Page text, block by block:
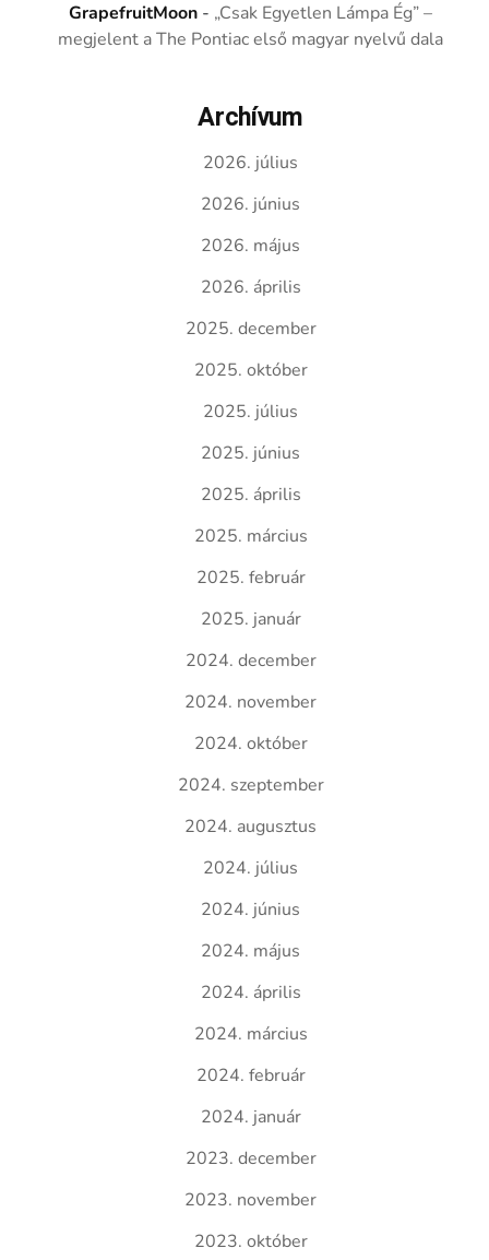
GrapefruitMoon - „Csak Egyetlen Lámpa Ég” –
megjelent a The Pontiac első magyar nyelvű dala
Archívum
2026. július
2026. június
2026. május
2026. április
2025. december
2025. október
2025. július
2025. június
2025. április
2025. március
2025. február
2025. január
2024. december
2024. november
2024. október
2024. szeptember
2024. augusztus
2024. július
2024. június
2024. május
2024. április
2024. március
2024. február
2024. január
2023. december
2023. november
2023. október